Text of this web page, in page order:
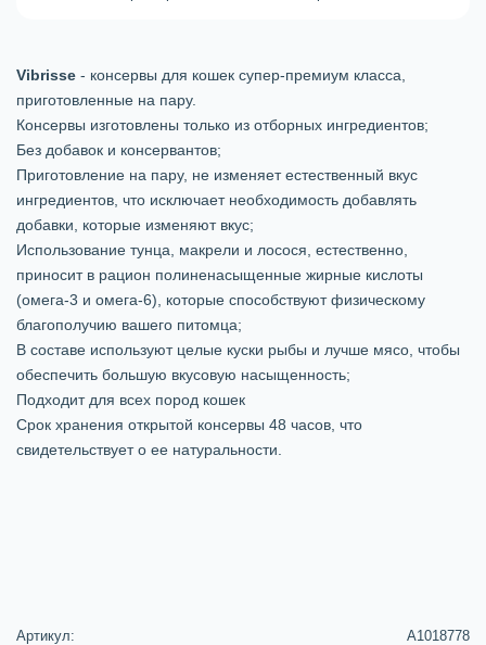
Vibrisse - консервы для кошек супер-премиум класса,
приготовленные на пару.
Консервы изготовлены только из отборных ингредиентов;
Без добавок и консервантов;
Приготовление на пару, не изменяет естественный вкус
ингредиентов, что исключает необходимость добавлять
добавки, которые изменяют вкус;
Использование тунца, макрели и лосося, естественно,
приносит в рацион полиненасыщенные жирные кислоты
(омега-3 и омега-6), которые способствуют физическому
благополучию вашего питомца;
В составе используют целые куски рыбы и лучше мясо, чтобы
обеспечить большую вкусовую насыщенность;
Подходит для всех пород кошек
Срок хранения открытой консервы 48 часов, что
свидетельствует о ее натуральности.
Артикул: A1018778